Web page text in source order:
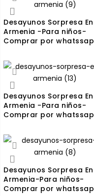
Desayunos Sorpresa En
Armenia -Para niños-
Comprar por whatssap
Desayunos Sorpresa En
Armenia -Para niños-
Comprar por whatssap
Desayunos Sorpresa En
Armenia-Para niños-
Comprar por whatssap